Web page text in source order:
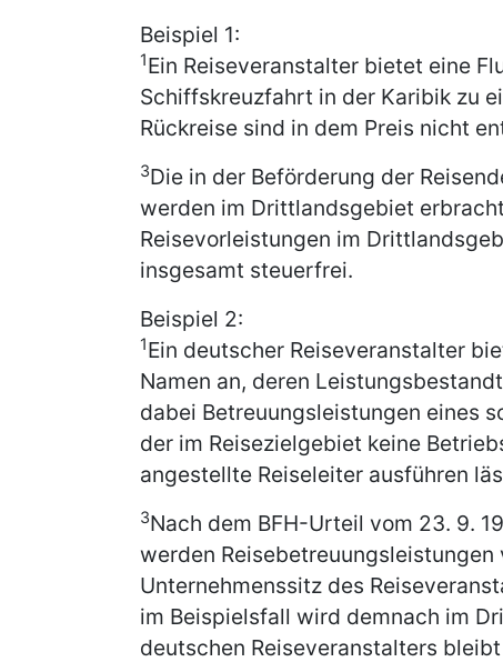
Beispiel 1:
1Ein Reiseveranstalter bietet eine
Schiffskreuzfahrt in der Karibik zu
Rückreise sind in dem Preis nicht
3Die in der Beförderung der
werden im Drittlandsgebiet
Reisevorleistungen im
insgesamt steuerfrei.
Beispiel 2:
1Ein deutscher Reiseveranstalter
Namen an, deren
dabei Betreuungsleistungen eines
der im Reisezielgebiet keine
angestellte Reiseleiter ausführen
3Nach dem BFH-Urteil vom 23. 9.
werden
Unternehmenssitz des
im Beispielsfall wird demnach im
deutschen Reiseveranstalters